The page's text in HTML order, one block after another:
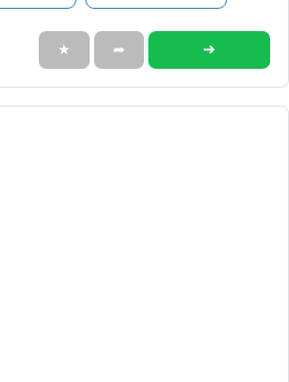
★ ➦ ➜